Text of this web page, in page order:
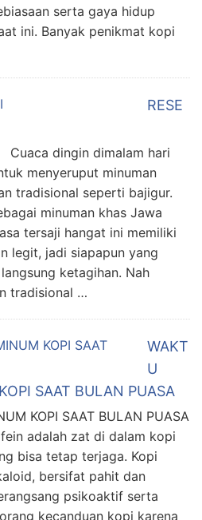
serta gaya hidup
ini. Banyak penikmat kopi
RESE
Cuaca dingin dimalam hari
menyeruput minuman
tradisional seperti bajigur.
minuman khas Jawa
tersaji hangat ini memiliki
legit, jadi siapapun yang
ketagihan. Nah
tradisional …
WAKT
U
SAAT BULAN PUASA
KOPI SAAT BULAN PUASA
adalah zat di dalam kopi
bisa tetap terjaga. Kopi
bersifat pahit dan
psikoaktif serta
kecanduan kopi karena